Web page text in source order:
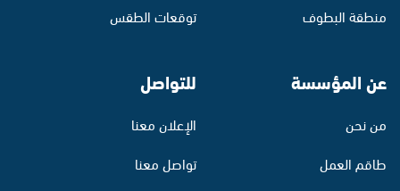
منطقة البطوف
توقعات الطقس
عن المؤسسة
من نحن
طاقم العمل
للتواصل
الإعلان معنا
تواصل معنا